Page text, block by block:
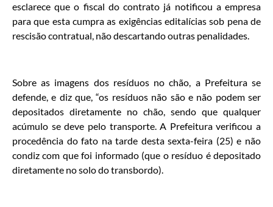
esclarece que o fiscal do contrato já notificou a empresa
para que esta cumpra as exigências editalícias sob pena de
rescisão contratual, não descartando outras penalidades.
Sobre as imagens dos resíduos no chão, a Prefeitura se
defende, e diz que, “os resíduos não são e não podem ser
depositados diretamente no chão, sendo que qualquer
acúmulo se deve pelo transporte. A Prefeitura verificou a
procedência do fato na tarde desta sexta-feira (25) e não
condiz com que foi informado (que o resíduo é depositado
diretamente no solo do transbordo).